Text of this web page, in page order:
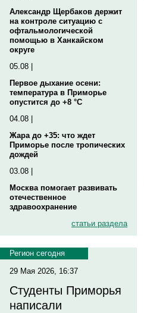
Александр Щербаков держит
на контроле ситуацию с
офтальмологической
помощью в Ханкайском
округе
05.08 |
Первое дыхание осени:
температура в Приморье
опустится до +8 °C
04.08 |
Жара до +35: что ждет
Приморье после тропических
дождей
03.08 |
Москва помогает развивать
отечественное
здравоохранение
статьи раздела
Регион сегодня
29 Мая 2026, 16:37
Студенты Приморья
написали